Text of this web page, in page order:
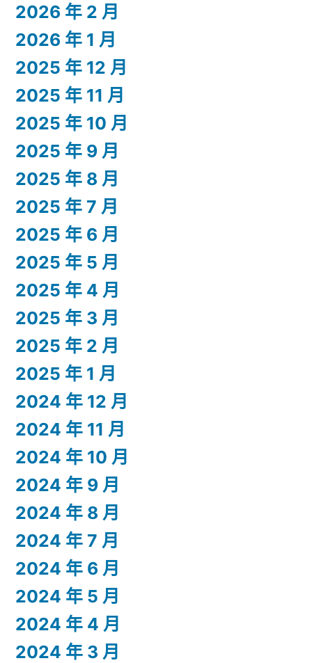
2026 年 2 月
2026 年 1 月
2025 年 12 月
2025 年 11 月
2025 年 10 月
2025 年 9 月
2025 年 8 月
2025 年 7 月
2025 年 6 月
2025 年 5 月
2025 年 4 月
2025 年 3 月
2025 年 2 月
2025 年 1 月
2024 年 12 月
2024 年 11 月
2024 年 10 月
2024 年 9 月
2024 年 8 月
2024 年 7 月
2024 年 6 月
2024 年 5 月
2024 年 4 月
2024 年 3 月